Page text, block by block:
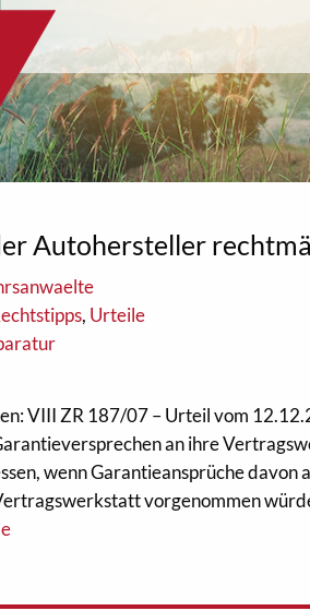
Autohersteller
, Urteile
VIII ZR 187/07 – Urteil vom
an ihre
wenn Garantieansprüche davon
vorgenommen